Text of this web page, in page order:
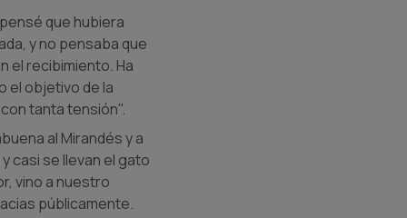
que hubiera
y no pensaba que
el recibimiento. Ha
el objetivo de la
tanta tensión".
al Mirandés y a
casi se llevan el gato
vino a nuestro
públicamente.